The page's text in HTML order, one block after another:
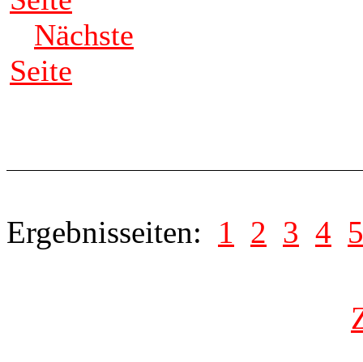
Nächste
Seite
Ergebnisseiten: 1 2 3 4 5